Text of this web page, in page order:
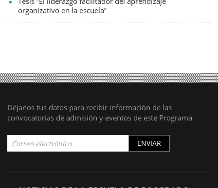
organizativo en la escuela”
Déjanos tus datos para recibir información de las
convocatorias de admisión y eventos de este Programa
ENVIAR